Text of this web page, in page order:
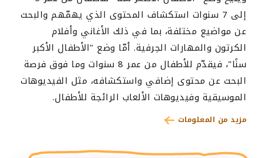
إلى 7 سنوات استكشاف المحتوى الذي يهمّهم والبحث
عن مواضيع مختلفة، بما في ذلك الأغاني وأفلام
الكرتون والمهارات الحِرفية. أمّا وضع "الأطفال الأكبر
سنًا"، فيقدّم للأطفال من عمر 8 سنوات وما فوق فرصة
البحث عن محتوى إضافي واستكشافه، مثل الفيديوهات
الموسيقية وفيديوهات الألعاب الرائجة للأطفال.
مزيد من المعلومات